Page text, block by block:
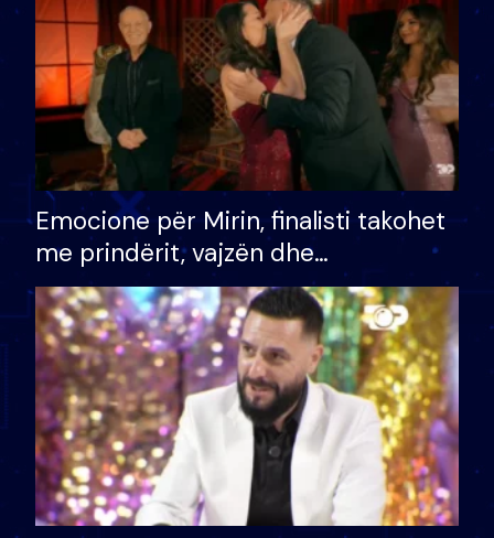
Emocione për Mirin, finalisti takohet
me prindërit, vajzën dhe
bashkëshorten: S’kemi ndonjë letër
divorci apo jo?